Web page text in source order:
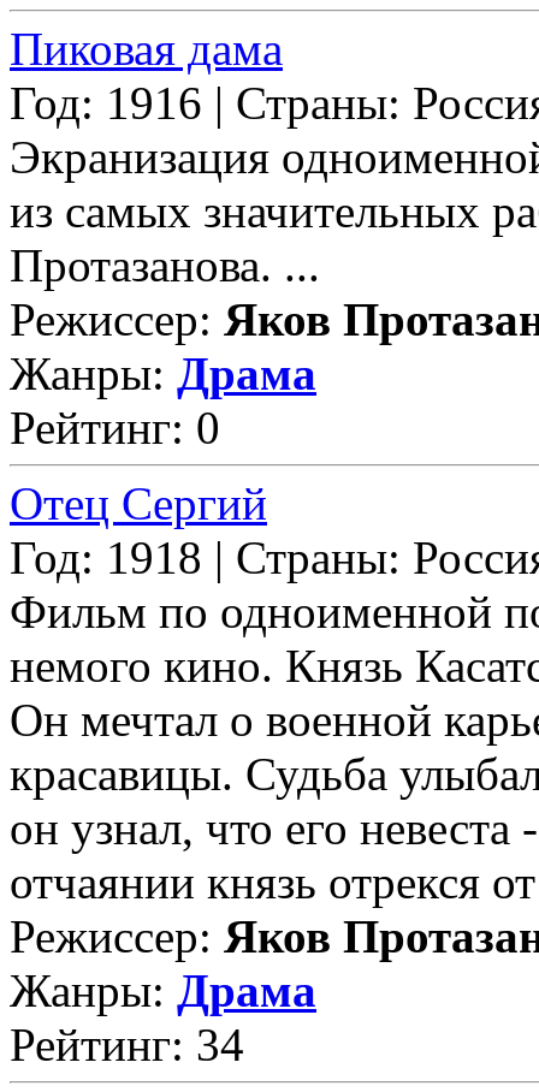
Пиковая дама
Год: 1916 | Страны:
Экранизация
из самых значительных
Протазанова. ...
Режиссер: Яков
Жанры: Драма
Рейтинг: 0
Отец Сергий
Год: 1918 | Страны:
Фильм по одноименной
немого кино. Князь
Он мечтал о военной
красавицы. Судьба
он узнал, что его
отчаянии князь отрекся
Режиссер: Яков
Жанры: Драма
Рейтинг: 34